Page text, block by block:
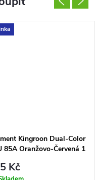
Kingroon Dual-Color
85A Oranžovo-Červená 1
Kč